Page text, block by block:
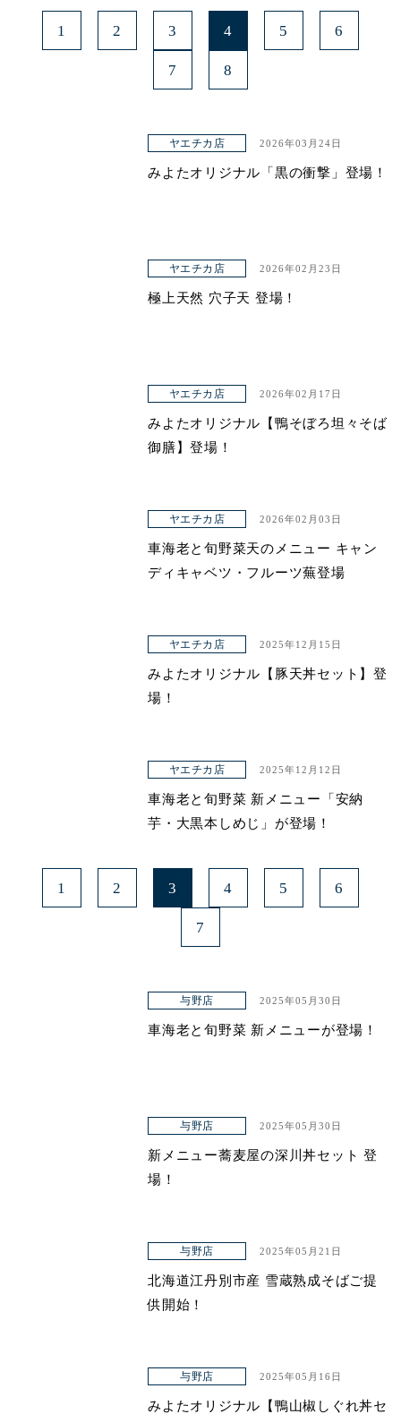
1 2 3 4 5 6
7 8
ヤエチカ店 2026年03月24日
みよたオリジナル「黒の衝撃」登場！
ヤエチカ店 2026年02月23日
極上天然 穴子天 登場！
ヤエチカ店 2026年02月17日
みよたオリジナル【鴨そぼろ坦々そば
御膳】登場！
ヤエチカ店 2026年02月03日
車海老と旬野菜天のメニュー キャン
ディキャベツ・フルーツ蕪登場
ヤエチカ店 2025年12月15日
みよたオリジナル【豚天丼セット】登
場！
ヤエチカ店 2025年12月12日
車海老と旬野菜 新メニュー「安納
芋・大黒本しめじ」が登場！
1 2 3 4 5 6
7
与野店 2025年05月30日
車海老と旬野菜 新メニューが登場！
与野店 2025年05月30日
新メニュー蕎麦屋の深川丼セット 登
場！
与野店 2025年05月21日
北海道江丹別市産 雪蔵熟成そばご提
供開始！
与野店 2025年05月16日
みよたオリジナル【鴨山椒しぐれ丼セ